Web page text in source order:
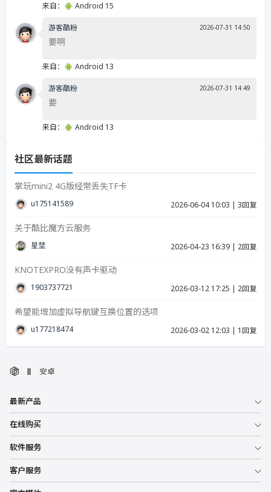
来自： Android 15
游客酷粉 2026-07-31 14:50
要啊
来自： Android 13
游客酷粉 2026-07-31 14:49
要
来自： Android 13
社区最新话题
掌玩mini2 4G版经常丢失TF卡
u17514158939287 2026-06-04 10:03 | 3回复
关于酷比魔方云服务
星埜 2026-04-23 16:39 | 2回复
KNOTEXPRO没有声卡驱动
19037377215 2026-03-12 17:25 | 2回复
希望能增加虚拟导航键互换位置的选项
u17721847423986 2026-03-02 12:03 | 1回复
安卓
最新产品
在线购买
软件服务
客户服务